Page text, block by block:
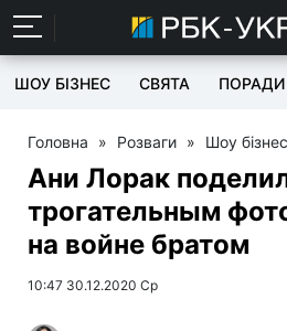
ШОУ БІЗНЕС СВЯТА ПОРАДИ
Головна » Розваги » Шоу бізнес
Ани Лорак
трогательным
на войне братом
10:47 30.12.2020 Ср